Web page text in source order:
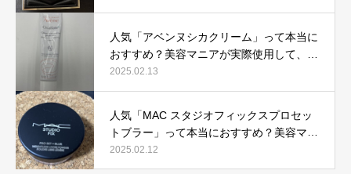
人気「アベンヌシカクリーム」って本当に
おすすめ？美容マニアが実際使用して、口
コミを検証！
2025.02.13
人気「MAC スタジオフィックスプロセッ
トブラー」って本当におすすめ？美容マニ
アが実際使用して口コミを検証！
2025.02.12